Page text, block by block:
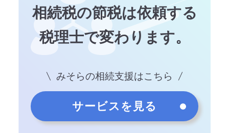
相続税の節税は依頼する
税理士で変わります。
みそらの相続支援はこちら
サービスを見る